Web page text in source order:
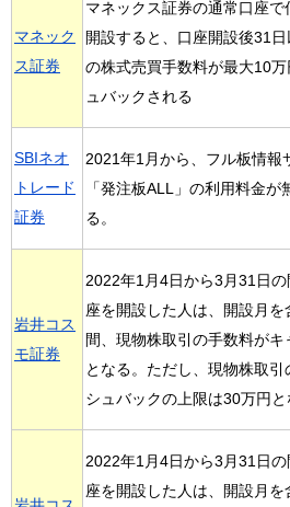
マネック
ス証券
マネックス証券の通常口座で
開設すると、口座開設後31日
の株式売買手数料が最大10
ュバックされる
SBIネオ
トレード
証券
2021年1月から、フル板情報
「発注板ALL」の利用料金が
る。
岩井コス
モ証券
2022年1月4日から3月31日の
座を開設した人は、開設月を
間、現物株取引の手数料がキ
となる。ただし、現物株取引
シュバックの上限は30万円と
2022年1月4日から3月31日の
座を開設した人は、開設月を